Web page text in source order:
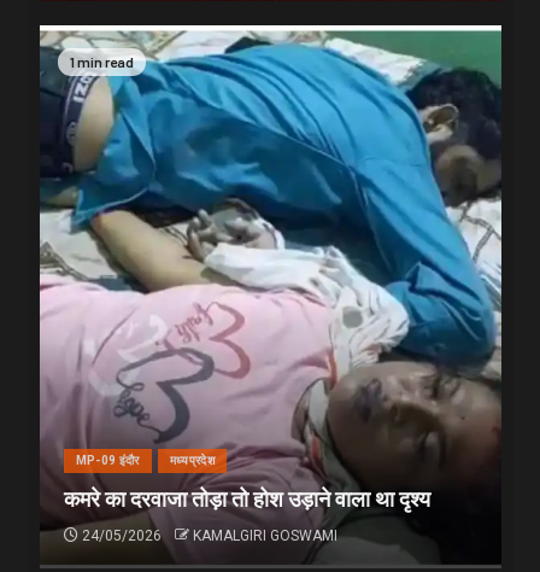
1 min read
MP-09 इंदौर मध्यप्रदेश
कमरे का दरवाजा तोड़ा तो होश उड़ाने वाला था दृश्य
24/05/2026 KAMALGIRI GOSWAMI